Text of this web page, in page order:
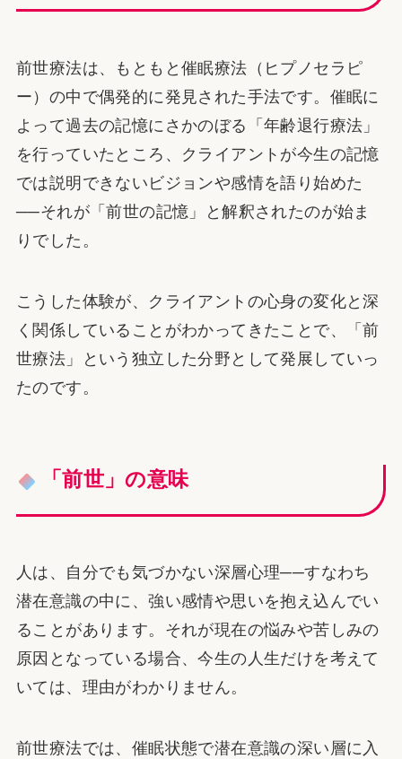
前世療法は、もともと催眠療法（ヒプノセラピ
ー）の中で偶発的に発見された手法です。催眠に
よって過去の記憶にさかのぼる「年齢退行療法」
を行っていたところ、クライアントが今生の記憶
では説明できないビジョンや感情を語り始めた
──それが「前世の記憶」と解釈されたのが始ま
りでした。
こうした体験が、クライアントの心身の変化と深
く関係していることがわかってきたことで、「前
世療法」という独立した分野として発展していっ
たのです。
「前世」の意味
人は、自分でも気づかない深層心理──すなわち
潜在意識の中に、強い感情や思いを抱え込んでい
ることがあります。それが現在の悩みや苦しみの
原因となっている場合、今生の人生だけを考えて
いては、理由がわかりません。
前世療法では、催眠状態で潜在意識の深い層に入